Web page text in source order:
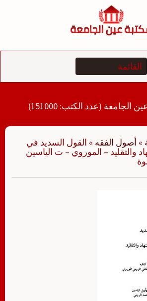
الجامعة (عدد الكتب: 151000)
» أصول الفقه » القول السديد في
والتقليد – الموروي – ت الياسين